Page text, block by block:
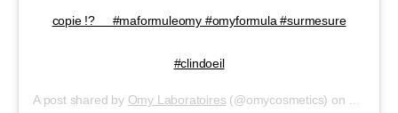
copie !?⠀⠀#maformuleomy #omyformula #surmesure
#clindoeil
A post shared by Omy Laboratoires (@omycosmetics) on Oct 7,